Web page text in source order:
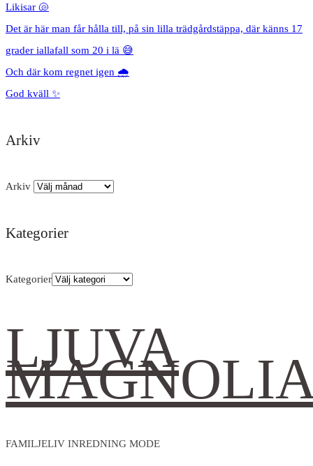
Likisar 🐚
Det är här man får hålla till, på sin lilla trädgårdstäppa, där känns 17
grader iallafall som 20 i lä 😅
Och där kom regnet igen 🌧️
God kväll ✨
Arkiv
Arkiv
Kategorier
Kategorier
LJUVA
FAMILJELIV INREDNING MODE